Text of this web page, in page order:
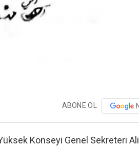
ABONE OL
Konseyi Genel Sekreteri Ali